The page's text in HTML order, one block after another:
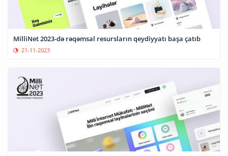
MilliNet 2023-də rəqəmsal resursların qeydiyyatı başa çatıb
21-11-2023